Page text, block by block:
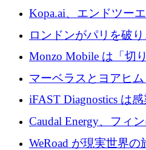
トラクチャ システム
確保
Kopa.ai、エンドツー
用の AI エージェント
万ユーロを調達
ロンドンがパリを破
の座を奪還
Monzo Mobile は「切
を与える
マーベラスとヨアヒ
の商業化ギャップを埋
ロのディープテック
iFAST Diagnostics は
菌薬耐性への取り組み
Caudal Energy、フィ
電技術の規模拡大に向
WeRoad が現実世界